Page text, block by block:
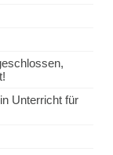
Unterricht für